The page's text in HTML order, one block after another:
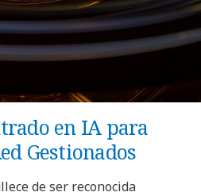
en IA para
Gestionados
de ser reconocida